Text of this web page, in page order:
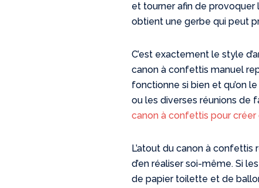
et tourner afin de provoquer
obtient une gerbe qui peut
C’est exactement le style
canon à confettis manuel
fonctionne si bien et qu’on
ou les diverses réunions de
canon à confettis pour
L’atout du canon à confettis
d’en réaliser soi-même. Si
de papier toilette et de